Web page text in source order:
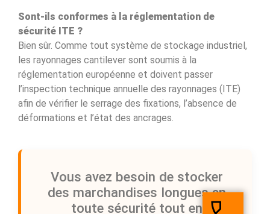
Sont-ils conformes à la réglementation de
sécurité ITE ?
Bien sûr. Comme tout système de stockage industriel,
les rayonnages cantilever sont soumis à la
réglementation européenne et doivent passer
l’inspection technique annuelle des rayonnages (ITE)
afin de vérifier le serrage des fixations, l’absence de
déformations et l’état des ancrages.
Vous avez besoin de stocker
des marchandises longues en
toute sécurité tout en